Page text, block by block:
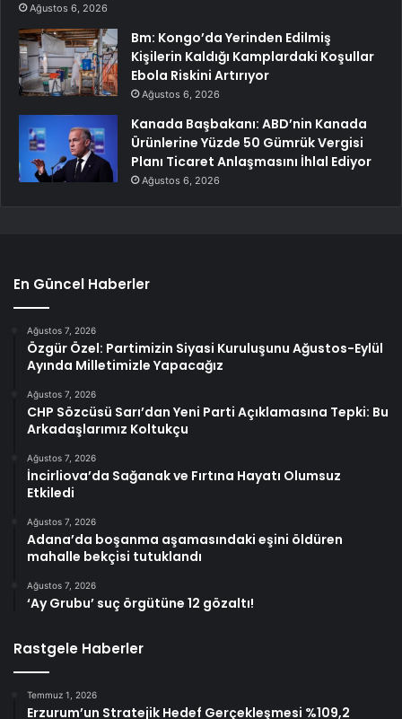
Ağustos 6, 2026
Bm: Kongo’da Yerinden Edilmiş
Kişilerin Kaldığı Kamplardaki Koşullar
Ebola Riskini Artırıyor
Ağustos 6, 2026
Kanada Başbakanı: ABD’nin Kanada
Ürünlerine Yüzde 50 Gümrük Vergisi
Planı Ticaret Anlaşmasını İhlal Ediyor
Ağustos 6, 2026
En Güncel Haberler
Ağustos 7, 2026
Özgür Özel: Partimizin Siyasi Kuruluşunu Ağustos-Eylül
Ayında Milletimizle Yapacağız
Ağustos 7, 2026
CHP Sözcüsü Sarı’dan Yeni Parti Açıklamasına Tepki: Bu
Arkadaşlarımız Koltukçu
Ağustos 7, 2026
İncirliova’da Sağanak ve Fırtına Hayatı Olumsuz
Etkiledi
Ağustos 7, 2026
Adana’da boşanma aşamasındaki eşini öldüren
mahalle bekçisi tutuklandı
Ağustos 7, 2026
‘Ay Grubu’ suç örgütüne 12 gözaltı!
Rastgele Haberler
Temmuz 1, 2026
Erzurum’un Stratejik Hedef Gerçekleşmesi %109,2